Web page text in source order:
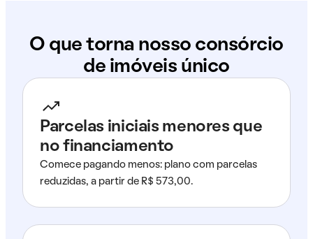
O que torna nosso consórcio
de imóveis único
Parcelas iniciais menores que
no financiamento
Comece pagando menos: plano com parcelas
reduzidas, a partir de R$ 573,00.